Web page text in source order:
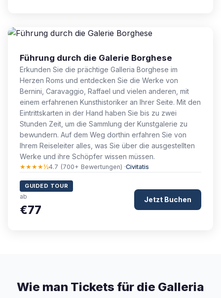
Führung durch die Galerie Borghese
Erkunden Sie die prächtige Galleria Borghese im
Herzen Roms und entdecken Sie die Werke von
Bernini, Caravaggio, Raffael und vielen anderen, mit
einem erfahrenen Kunsthistoriker an Ihrer Seite. Mit den
Eintrittskarten in der Hand haben Sie bis zu zwei
Stunden Zeit, um die Sammlung der Kunstgalerie zu
bewundern. Auf dem Weg dorthin erfahren Sie von
Ihrem Reiseleiter alles, was Sie über die ausgestellten
Werke und ihre Schöpfer wissen müssen.
★★★★½4.7 (700+ Bewertungen) ·Civitatis
GUIDED TOUR
ab
€77
Jetzt Buchen
Wie man Tickets für die Galleria